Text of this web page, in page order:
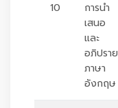
10
การนำ
เสนอ
และ
อภิปราย
ภาษา
อังกฤษ